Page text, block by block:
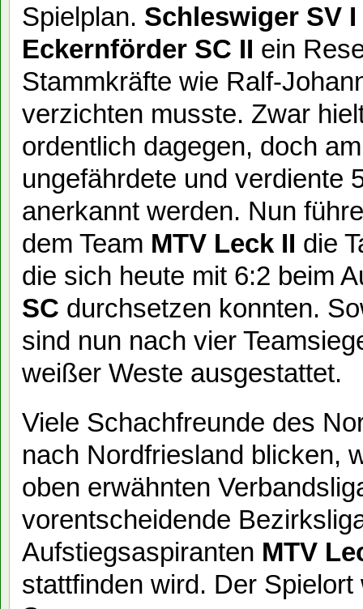
Spielplan. Schleswiger SV I
Eckernförder SC II ein
Stammkräfte wie Ralf-
verzichten musste. Zwar
ordentlich dagegen, doch
ungefährdete und
anerkannt werden. Nun
dem Team MTV Leck II die
die sich heute mit 6:2 beim
SC durchsetzen konnten.
sind nun nach vier
weißer Weste ausgestattet.
Viele Schachfreunde des
nach Nordfriesland blicken,
oben erwähnten
vorentscheidende
Aufstiegsaspiranten MTV
stattfinden wird. Der